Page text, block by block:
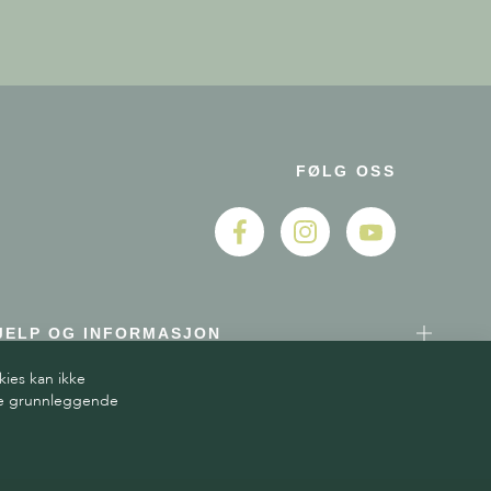
OG INFORMASJON
FØLG OSS
kan ikke
grunnleggende